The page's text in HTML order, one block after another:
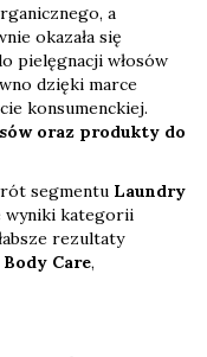
a
okazała się
pielęgnacji włosów
dzięki marce
konsumenckiej.
oraz produkty do
segmentu Laundry
wyniki kategorii
rezultaty
Body Care,